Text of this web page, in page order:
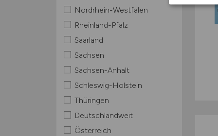
Nordrhein-Westfalen
Rheinland-Pfalz
Saarland
Sachsen
Sachsen-Anhalt
Schleswig-Holstein
Thüringen
Deutschlandweit
Österreich